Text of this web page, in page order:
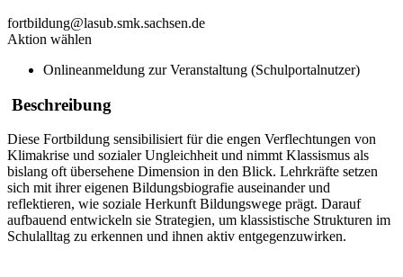
fortbildung@lasub.smk.sachsen.de
Aktion wählen
Onlineanmeldung zur Veranstaltung (Schulportalnutzer)
Beschreibung
Diese Fortbildung sensibilisiert für die engen Verflechtungen von
Klimakrise und sozialer Ungleichheit und nimmt Klassismus als
bislang oft übersehene Dimension in den Blick. Lehrkräfte setzen
sich mit ihrer eigenen Bildungsbiografie auseinander und
reflektieren, wie soziale Herkunft Bildungswege prägt. Darauf
aufbauend entwickeln sie Strategien, um klassistische Strukturen im
Schulalltag zu erkennen und ihnen aktiv entgegenzuwirken.